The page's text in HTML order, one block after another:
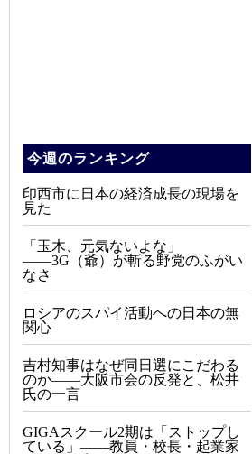
今週のランキング
印西市に日本の経済成長の現場を
見た
「玉木、元気ないよな」
――3G（爺）が斬る野党のふがい
なさ
ロシアのスパイ活動への日本の無
関心
吉村知事はなぜ同日選にこだわる
のか――大阪市会の反発と、松井
氏の一言
GIGAスクール2期は「ストップし
ている」——教員・校長・起業家